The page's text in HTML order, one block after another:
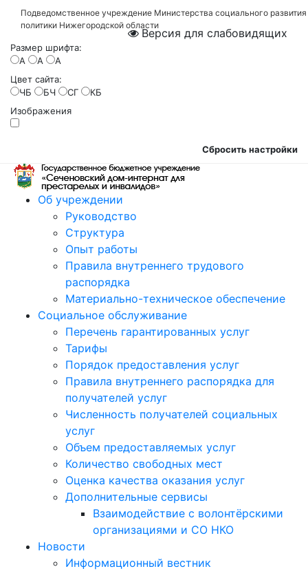
Подведомственное учреждение Министерства социального
политики Нижегородской области
Версия для слабовидящих
Размер шрифта:
A
A
A
Цвет сайта:
ЧБ
БЧ СГ
КБ
Изображения
Сбросить настройки
Об учреждении
Руководство
Структура
Опыт работы
Правила внутреннего трудового
распорядка
Материально-техническое обеспечение
Социальное обслуживание
Перечень гарантированных услуг
Тарифы
Порядок предоставления услуг
Правила внутреннего распорядка для
получателей услуг
Численность получателей социальных
услуг
Объем предоставляемых услуг
Количество свободных мест
Оценка качества оказания услуг
Дополнительные сервисы
Взаимодействие с волонтёрскими
организациями и СО НКО
Новости
Информационный вестник